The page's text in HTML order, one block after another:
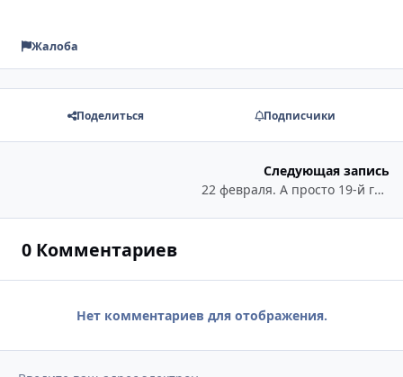
Жалоба
Поделиться Подписчики
Следующая запись
22 февраля. А просто 19-й год пошёл.
0 Комментариев
Нет комментариев для отображения.